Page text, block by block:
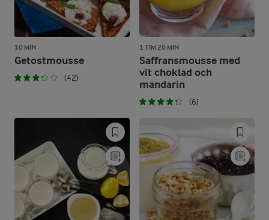
10 MIN
Getostmousse
(42)
1 TIM 20 MIN
Saffransmousse med
vit choklad och
mandarin
(6)